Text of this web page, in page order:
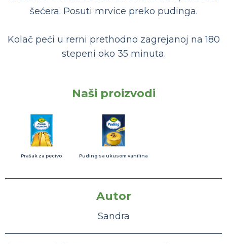
šećera. Posuti mrvice preko pudinga.
Kolač peći u rerni prethodno zagrejanoj na 180
stepeni oko 35 minuta.
Naši proizvodi
Prašak za pecivo Puding sa ukusom vanilina
Autor
Sandra